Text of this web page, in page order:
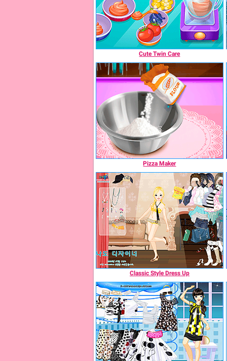
Cute Twin Care
Pizza Maker
Classic Style Dress Up